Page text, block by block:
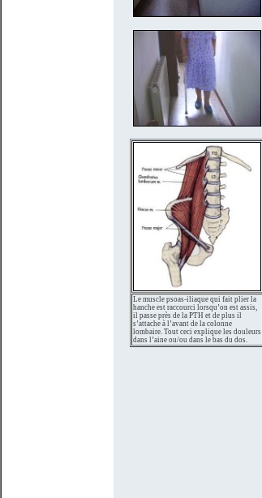
Le muscle psoas-iliaque qui fait plier la
hanche est raccourci lorsqu’on est assis,
il passe près de la PTH et de plus il
s’attache à l’avant de la colonne
lombaire. Tout ceci explique les douleurs
dans l’aine ou/ou dans le bas du dos.